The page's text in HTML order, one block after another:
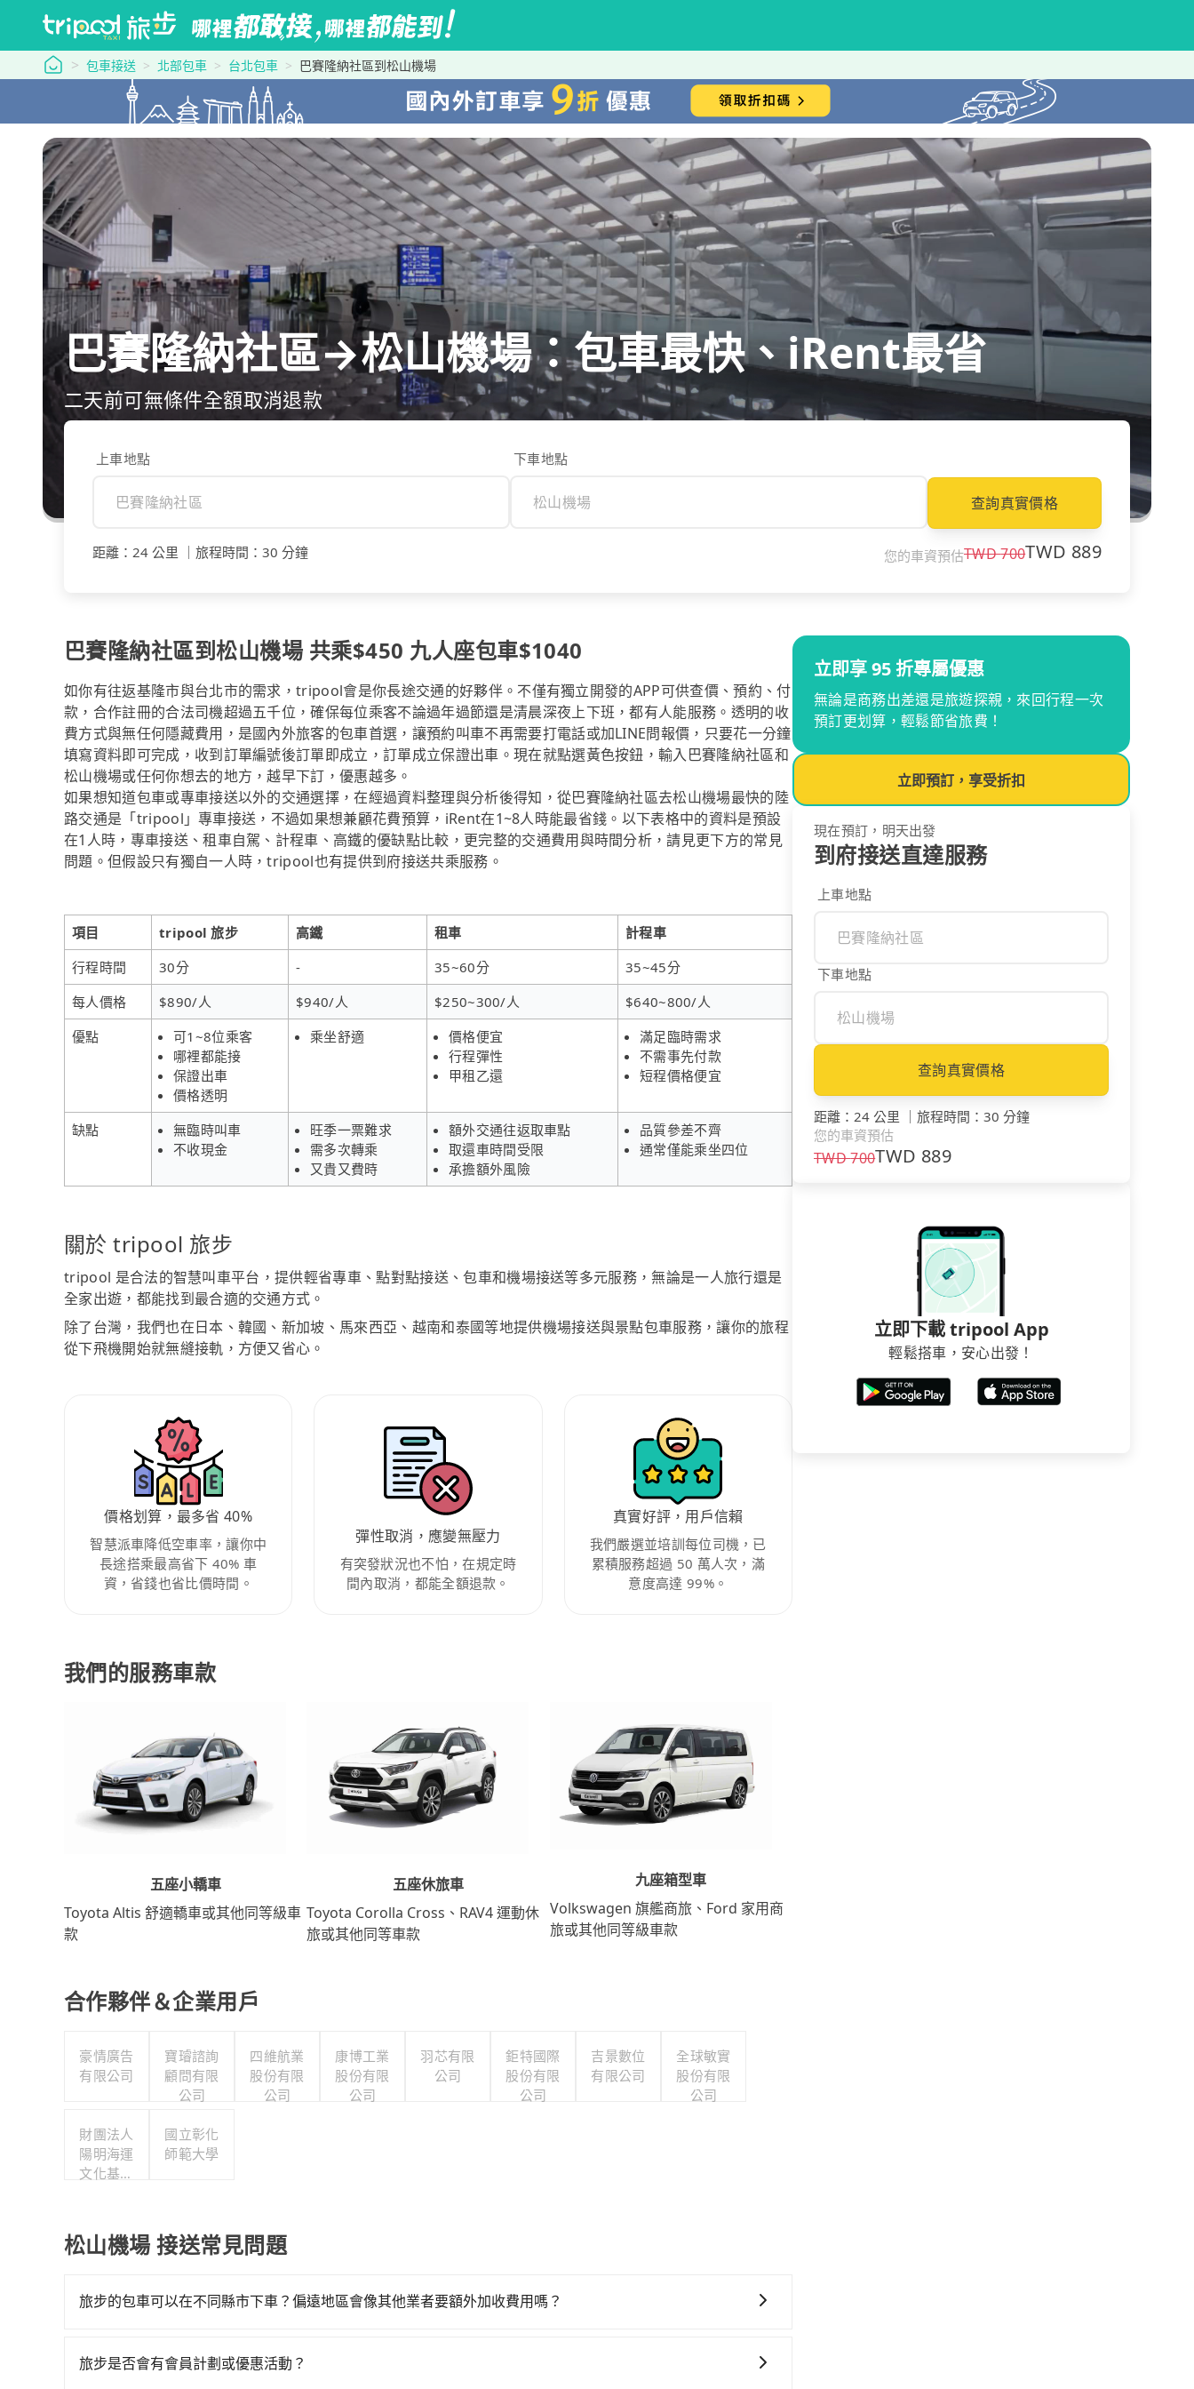
tripool 旅步
包車接送 北部包車 台北包車 巴賽隆納社區到松山機場
巴賽隆納社區→松山機場：包車最快、iRent最省
二天前可無條件全額取消退款
上車地點 下車地點
查詢真實價格
距離 ： 24 公里 旅程時間 ： 30 分鐘 您的車資預估TWD700TWD 889
巴賽隆納社區到松山機場 共乘$450 九人座包車$1040
如你有往返基隆市與台北市的需求，tripool會是你長途交通的好夥伴。不僅有獨立開發的APP可供查價、預約、付
款，合作註冊的合法司機超過五千位，確保每位乘客不論過年過節還是清晨深夜上下班，都有人能服務。透明的收
費方式與無任何隱藏費用，是國內外旅客的包車首選，讓預約叫車不再需要打電話或加LINE問報價，只要花一分鐘
填寫資料即可完成，收到訂單編號後訂單即成立，訂單成立保證出車。現在就點選黃色按鈕，輸入巴賽隆納社區和
松山機場或任何你想去的地方，越早下訂，優惠越多。
如果想知道包車或專車接送以外的交通選擇，在經過資料整理與分析後得知，從巴賽隆納社區去松山機場最快的陸
路交通是「tripool」專車接送，不過如果想兼顧花費預算，iRent在1~8人時能最省錢。以下表格中的資料是預設
在1人時，專車接送、租車自駕、計程車、高鐵的優缺點比較，更完整的交通費用與時間分析，請見更下方的常見
問題。但假設只有獨自一人時，tripool也有提供到府接送共乘服務。
項目 tripool 旅步 高鐵 租車
計程車
行程時間
30分 - 35~60分
35~45分
每人價格
$890/人 $940/人 $250~300/人
$640~800/人
優點
可1~8位乘客
哪裡都能接
保證出車
價格透明
乘坐舒適
價格便宜
行程彈性
甲租乙還
滿足臨時需求
不需事先付款
短程價格便宜
缺點
無臨時叫車
不收現金
旺季一票難求
需多次轉乘
又貴又費時
額外交通往返取車點
取還車時間受限
承擔額外風險
品質參差不齊
通常僅能乘坐四位
關於 tripool 旅步
tripool 是合法的智慧叫車平台，提供輕省專車、點對點接送、包車和機場接送等多元服務，無論是一人旅行還是
全家出遊，都能找到最合適的交通方式。
除了台灣，我們也在日本、韓國、新加坡、馬來西亞、越南和泰國等地提供機場接送與景點包車服務，讓你的旅程
從下飛機開始就無縫接軌，方便又省心。
價格划算，最多省 40%
智慧派車降低空車率，讓你中
長途搭乘最高省下 40% 車
資，省錢也省比價時間。
彈性取消，應變無壓力
有突發狀況也不怕，在規定時
間內取消，都能全額退款。
真實好評，用戶信賴
我們嚴選並培訓每位司機，已
累積服務超過 50 萬人次，滿
意度高達 99%。
我們的服務車款
五座小轎車
Toyota Altis 舒適轎車或其他同等級車
款
五座休旅車
Toyota Corolla Cross、RAV4 運動休
旅或其他同等車款
九座箱型車
Volkswagen 旗艦商旅、Ford 家用商
旅或其他同等級車款
合作夥伴＆企業用戶
豪情廣告
有限公司
寶璿諮詢
顧問有限
公司
四維航業
股份有限
公司
康博工業
股份有限
公司
羽芯有限
公司
鉅特國際
股份有限
公司
吉景數位
有限公司
全球敏實
股份有限
公司
財團法人
陽明海運
文化基金
術館
國立彰化
師範大學
松山機場 接送常見問題
旅步的包車可以在不同縣市下車？偏遠地區會像其他業者要額外加收費用嗎？
用，不會像其他業者那樣收取額外費用。但如果您需要前往的地點屬於高海拔山區等特殊地點，就可能會需要支
旅步是否會有會員計劃或優惠活動？
立即享 95 折專屬優惠
無論是商務出差還是旅遊探親，來回行程一次
預訂更划算，輕鬆節省旅費！
立即預訂，享受折扣
現在預訂，明天出發
到府接送直達服務
上車地點
下車地點
查詢真實價格
距離 ： 24 公里 ｜ 旅程時間 ： 30 分鐘
您的車資預估
TWD700TWD 889
立即下載 tripool App
輕鬆搭車，安心出發！